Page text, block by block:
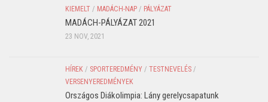
KIEMELT / MADÁCH-NAP / PÁLYÁZAT
MADÁCH-PÁLYÁZAT 2021
23 NOV, 2021
HÍREK / SPORTEREDMÉNY / TESTNEVELÉS /
VERSENYEREDMÉNYEK
Országos Diákolimpia: Lány gerelycsapatunk